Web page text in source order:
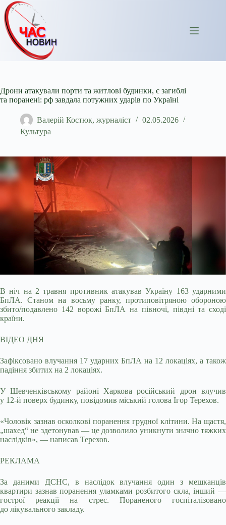
Перейти
до
вмісту
Дрони атакували порти та житлові будинки, є загиблі
та поранені: рф завдала потужних ударів по Україні
Валерій Костюк, журналіст
02.05.2026
Культура
В ніч на 2 травня противник атакував Україну 163 ударними
БпЛА. Станом на восьму ранку, протиповітряною обороною
збито/подавлено 142 ворожі БпЛА на півночі, півдні та сході
країни.
ВІДЕО ДНЯ
Зафіксовано влучання 17 ударних БпЛА на 12 локаціях, а також
падіння збитих на 2 локаціях.
У Шевченківському районі Харкова російський дрон влучив
у 12-й поверх будинку, повідомив міський голова Ігор Терехов.
«Чоловік зазнав осколкові поранення грудної клітини. На щастя,
„шахед“ не здетонував — це дозволило уникнути значно тяжких
наслідків», — написав Терехов.
РЕКЛАМА
За даними ДСНС, в наслідок влучання один з мешканців
квартири зазнав поранення уламками розбитого скла, інший —
гострої реакції на стрес. Пораненого госпіталізовано
до лікувального закладу.